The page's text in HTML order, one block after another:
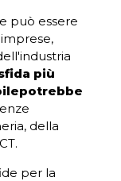
può essere
più
della
per la